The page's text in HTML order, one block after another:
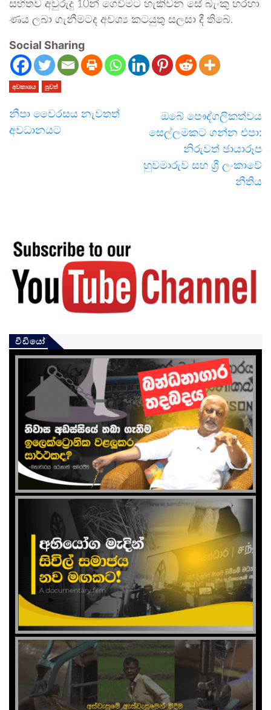
සහිතව අවුරුදු 10න් ගෙවිමට හැකිවන සේ බැංකු හරහා
ණය ලබා ගැනීමටද අවශ්‍ය කටයුතු සලසා දී තිබේ.
Social Sharing
අවකාශය පුවත්
නීපා වෛරසය නැවතත්
අවධානයට
ඔබේ පෞද්ගලිකත්වය
සෙල්ලමකට ගන්න එපා:
නිරුවත් ඡායාරූප
හුවමාරුව සහ ශ්‍රී ලංකාවේ
නීතිය
වීඩියෝ